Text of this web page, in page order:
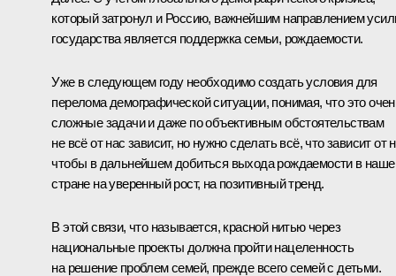
который затронул и Россию, важнейшим направлением
государства является поддержка семьи, рождаемости.
Уже в следующем году необходимо создать условия для
перелома демографической ситуации, понимая, что это
сложные задачи и даже по объективным обстоятельствам
не всё от нас зависит, но нужно сделать всё, что зависит от
чтобы в дальнейшем добиться выхода рождаемости в
стране на уверенный рост, на позитивный тренд.
В этой связи, что называется, красной нитью через
национальные проекты должна пройти нацеленность
на решение проблем семей, прежде всего семей с детьми.